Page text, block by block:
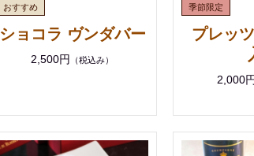
ショコラ ヴンダバー
2,500円 （税込み）
プレッ
2,000円